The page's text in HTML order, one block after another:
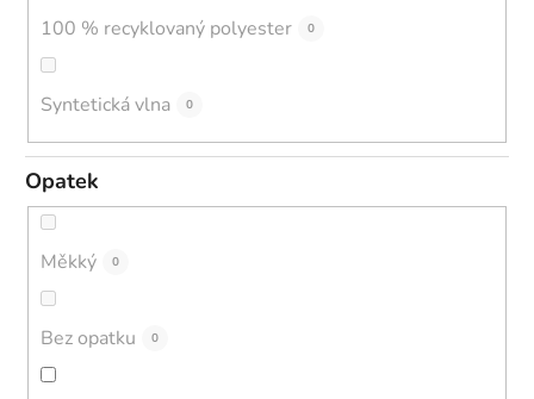
100 % recyklovaný polyester 0
Syntetická vlna 0
Opatek
Měkký 0
Bez opatku 0